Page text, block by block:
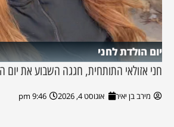
יום הולדת לחני
חני אזולאי התותחית, חגגה השבוע את יום
מירב בן יאיר אוגוסט 4, 2026 9:46 pm